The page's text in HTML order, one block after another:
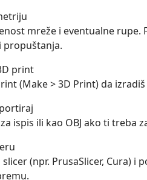
mreže i eventualne
propuštanja.
print
(Make > 3D Print) da
ispis ili kao OBJ ako ti
slicer (npr. PrusaSlicer, Cura)